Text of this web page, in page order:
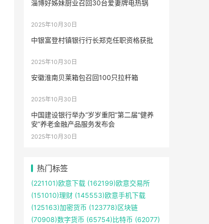
淄博好姊妹厨业召回30台爱妻牌电热锅
2025年10月30日
中银富登村镇银行行长郑克任职资格获批
2025年10月30日
安徽淮南贝莱箱包召回100只拉杆箱
2025年10月30日
中国建设银行举办“岁岁重阳”第二届“健养
安”养老金融产品服务发布会
2025年10月30日
热门标签
(221101)欧意下载 (162199)欧意交易所
(151010)理财 (145553)欧意手机下载
(125163)加密货币 (123778)区块链
(70908)数字货币 (65754)比特币 (62077)